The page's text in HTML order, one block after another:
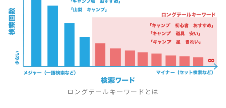
ロングテールキーワードとは